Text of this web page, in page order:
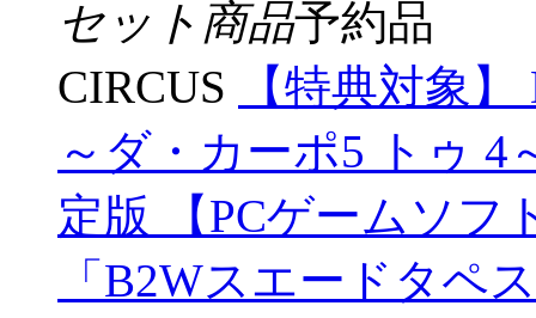
セット商品予約品
CIRCUS
【特典対象
～ダ・カーポ5 トゥ
定版 【PCゲームソ
「B2Wスエードタペ